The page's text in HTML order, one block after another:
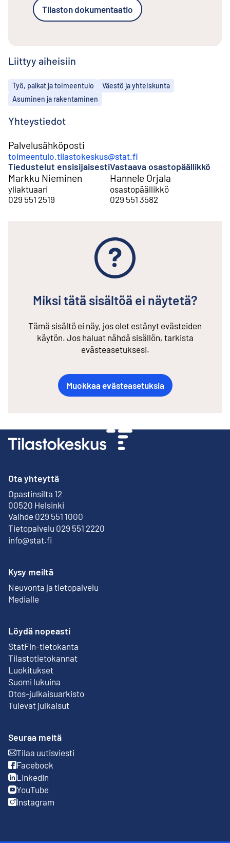
Tilaston dokumentaatio
Liittyy aiheisiin
Aiheet
Työ, palkat ja toimeentulo
Väestö ja yhteiskunta
Asuminen ja rakentaminen
Yhteystiedot
Palvelusähköposti
toimeentulo.tilastokeskus@stat.fi
Tiedustelut ensisijaisesti
Markku Nieminen
yliaktuaari
029 551 2519
Vastaava osastopäällikkö
Hannele Orjala
osastopäällikkö
029 551 3582
Miksi tätä sisältöä ei näytetä?
Tämä sisältö ei näy, jos olet estänyt evästeiden
käytön. Jos haluat nähdä sisällön, tarkista
evästeasetuksesi.
Muokkaa evästeasetuksia
Ota yhteyttä
Opastinsilta 12
00520 Helsinki
Ulkoinen linkki
Vaihde 029 551 1000
Tietopalvelu 029 551 2220
info@stat.fi
Kysy meiltä
Neuvonta ja tietopalvelu
Medialle
Löydä nopeasti
StatFin-tietokanta
Ulkoinen linkki
Tilastotietokannat
Luokitukset
Suomi lukuina
Otos-julkaisuarkisto
Ulkoinen linkki
Tulevat julkaisut
Seuraa meitä
Tilaa uutisviesti
Ulkoinen linkki
Facebook
Ulkoinen linkki
LinkedIn
Ulkoinen linkki
YouTube
Ulkoinen linkki
Instagram
Ulkoinen linkki